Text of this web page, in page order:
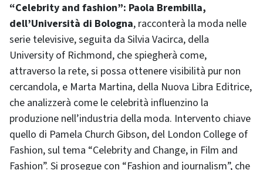
“Celebrity and fashion”: Paola Brembilla,
dell’Università di Bologna, racconterà la moda nelle
serie televisive, seguita da Silvia Vacirca, della
University of Richmond, che spiegherà come,
attraverso la rete, si possa ottenere visibilità pur non
cercandola, e Marta Martina, della Nuova Libra Editrice,
che analizzerà come le celebrità influenzino la
produzione nell’industria della moda. Intervento chiave
quello di Pamela Church Gibson, del London College of
Fashion, sul tema “Celebrity and Change, in Film and
Fashion”. Si prosegue con “Fashion and journalism”, che